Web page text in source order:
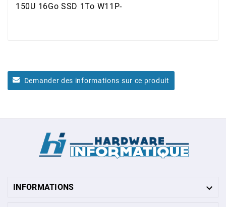
150U 16Go SSD 1To W11P-
Demander des informations sur ce produit
INFORMATIONS 